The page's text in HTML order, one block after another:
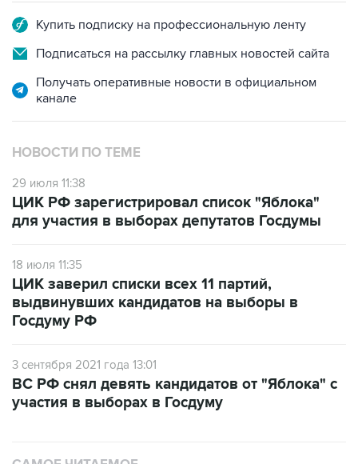
Купить подписку на профессиональную ленту
Подписаться на рассылку главных новостей сайта
Получать оперативные новости в официальном
канале
НОВОСТИ ПО ТЕМЕ
29 июля 11:38
ЦИК РФ зарегистрировал список "Яблока"
для участия в выборах депутатов Госдумы
18 июля 11:35
ЦИК заверил списки всех 11 партий,
выдвинувших кандидатов на выборы в
Госдуму РФ
3 сентября 2021 года 13:01
ВС РФ снял девять кандидатов от "Яблока" с
участия в выборах в Госдуму